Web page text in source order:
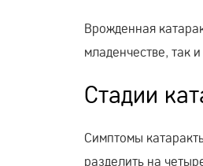
Врожденная
младенчестве, так
Стадии
Симптомы
разделить на